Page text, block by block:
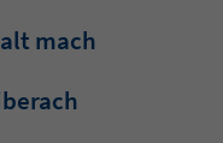
mach